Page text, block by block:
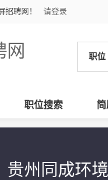
招聘网！ 请登录
网 职位
职位搜索 简
贵州同成环